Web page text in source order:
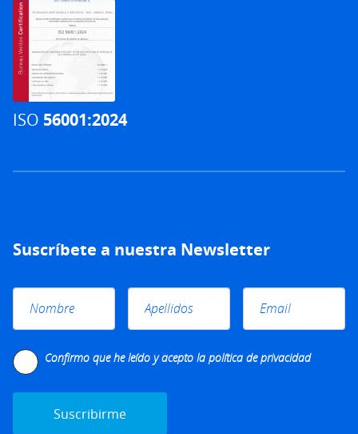
ISO 56001:2024
Suscríbete a nuestra Newsletter
Confirmo que he leído y acepto la política de privacidad